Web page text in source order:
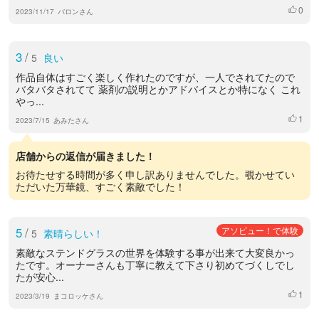
2023/11/17 バロンさん いいね
0
3/ 5 良い
作品自体はすごく楽しく作れたのですが、一人でされてたので
バタバタされてて 薬剤の説明とかアドバイスとか特になく これ
やっ...
2023/7/15 あみたさん いいね
1
店舗からの返信が届きました！
お待たせする時間が多く申し訳ありませんでした。覗かせてい
ただいた万華鏡、すごく素敵でした！
5/ 5 素晴らしい！ アソビュー！で体験
素敵なステンドグラスの世界を体験する事が出来て大変良かっ
たです。オーナーさんも丁寧に教えて下さり初めてづくしでし
たが安心...
2023/3/19 まコロッケさん いいね
1